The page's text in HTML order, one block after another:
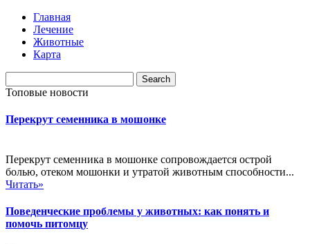
Главная
Лечение
Животные
Карта
Топовые новости
Перекрут семенника в мошонке
Перекрут семенника в мошонке сопровождается острой
болью, отеком мошонки и утратой животным способности...
Читать»
Поведенческие проблемы у животных: как понять и
помочь питомцу